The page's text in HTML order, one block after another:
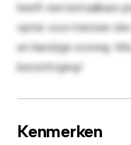
heeft een betaalbare
optie voor mensen
en handige woning.
bezichtiging!
Kenmerken